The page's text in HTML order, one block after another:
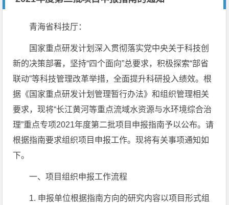
青海省科技厅：
国家重点研发计划深入贯彻落实党中央关于科技创
新的决策部署，坚持“四个面向”总要求，积极探索“部省
联动”等科技管理改革举措，全面提升科研投入绩效。根
据《国家重点研发计划管理暂行办法》和组织管理相关
要求，现将“长江黄河等重点流域水资源与水环境综合治
理”重点专项2021年度第二批项目申报指南予以公布。请
根据指南要求组织项目申报工作。现将有关事项通知如
下。
一、项目组织申报工作流程
1. 申报单位根据指南方向的研究内容以项目形式组